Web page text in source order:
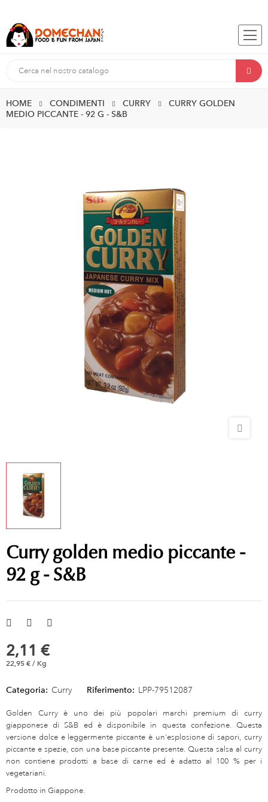
HOME CONDIMENTI CURRY
CURRY GOLDEN
MEDIO PICCANTE - 92 G - S&B
Curry golden medio piccante -
92 g - S&B
2,11 €
22,95 € / Kg
Categoria: Curry Riferimento: LPP-79512087
Golden Curry è uno dei più popolari marchi premium di curry
giapponese di S&B ed è disponibile in questa confezione. Questa
versione dolce e leggermente piccante è un'esplosione di sapori, curry
piccante e spezie, con una base piccante presente. Questa salsa al curry
non contiene prodotti a base di carne ed è adatto al 100 % per i
vegetariani.
Prodotto in Giappone.